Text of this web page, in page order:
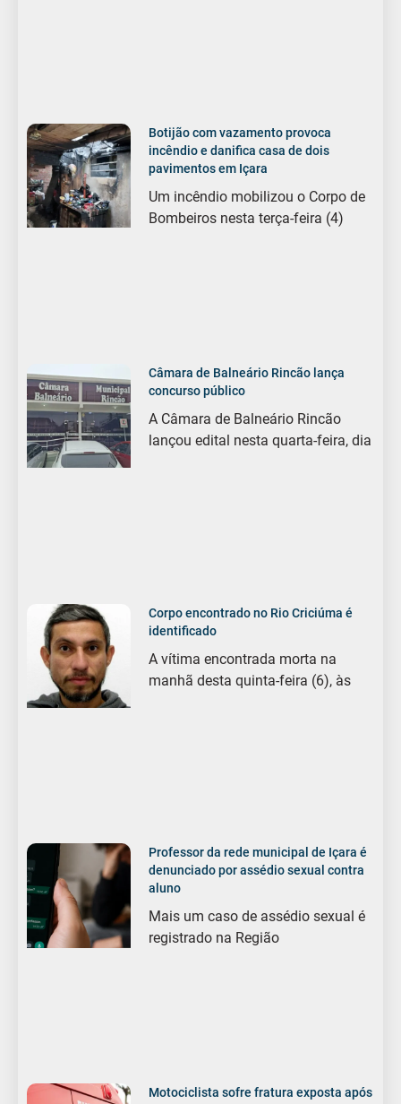
Botijão com vazamento provoca
incêndio e danifica casa de dois
pavimentos em Içara
Um incêndio mobilizou o Corpo de
Bombeiros nesta terça-feira (4)
Câmara de Balneário Rincão lança
concurso público
A Câmara de Balneário Rincão
lançou edital nesta quarta-feira, dia
Corpo encontrado no Rio Criciúma é
identificado
A vítima encontrada morta na
manhã desta quinta-feira (6), às
Professor da rede municipal de Içara é
denunciado por assédio sexual contra
aluno
Mais um caso de assédio sexual é
registrado na Região
Motociclista sofre fratura exposta após